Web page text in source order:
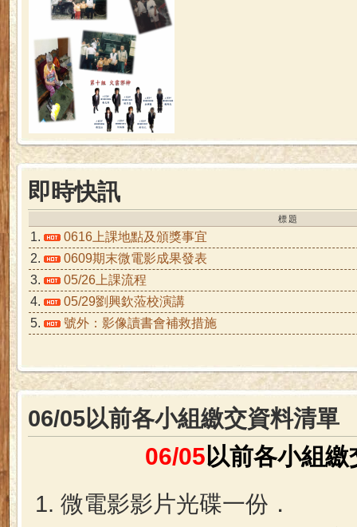
即時快訊
標題
1.
0616上課地點及頒獎事宜
2.
0609期末微電影成果發表
3.
05/26上課流程
4.
05/29劉興欽蒞校演講
5.
號外：影像讀書會補救措施
06/05以前各小組繳交資料清單
06/05以前各小組
微電影影片光碟一份．